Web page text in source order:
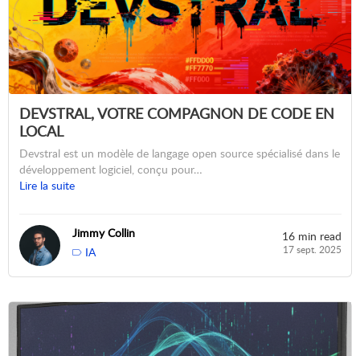
DEVSTRAL, VOTRE COMPAGNON DE CODE EN
LOCAL
Devstral est un modèle de langage open source spécialisé dans le
développement logiciel, conçu pour…
Lire la suite
Jimmy Collin
IA
16 min read
17 sept. 2025